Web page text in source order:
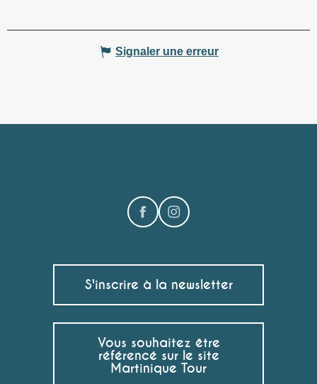
Signaler une erreur
S'inscrire à la newsletter
Vous souhaitez être
référencé sur le site
Martinique Tour